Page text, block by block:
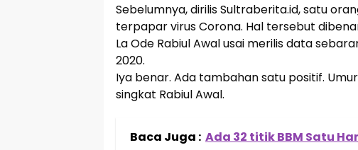
Sebelumnya, dirilis Sultraberita.id, satu
terpapar virus Corona. Hal tersebut
La Ode Rabiul Awal usai merilis data
2020.
Iya benar. Ada tambahan satu positif.
singkat Rabiul Awal.
Baca Juga : Ada 32 titik BBM Satu